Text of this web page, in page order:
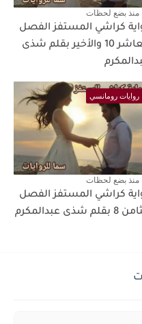
منذ بضع لحظات
كراشي المستفز الفصل
العاشر 10 والأخير بقلم شذى
روايات رومانسي
منذ بضع لحظات
كراشي المستفز الفصل
شذى عبدالمكرم